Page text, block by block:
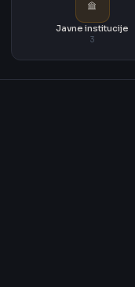
Javne institucije
3